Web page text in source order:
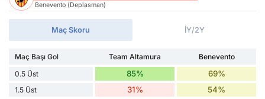
Benevento (Deplasman)
Maç Skoru İY/2Y
Maç Başı Gol Team Altamura
Benevento
0.5 Üst
85% 69%
1.5 Üst 31% 54%